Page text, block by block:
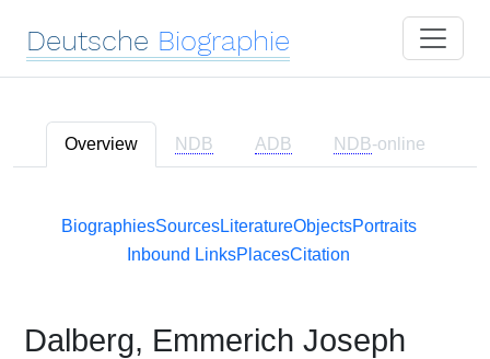
Deutsche Biographie
Overview NDB ADB NDB-online
BiographiesSourcesLiteratureObjectsPortraits
Inbound LinksPlacesCitation
Dalberg, Emmerich Joseph